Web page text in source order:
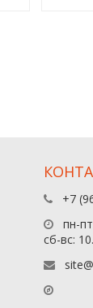
+7
пн-
сб-вс: